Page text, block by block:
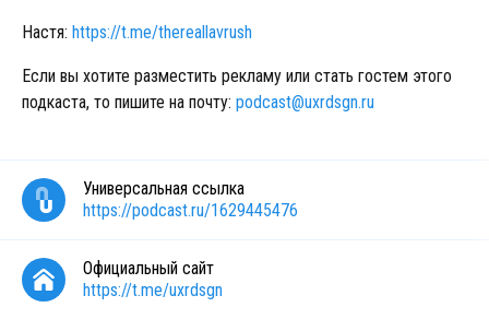
Настя: https://t.me/thereallavrush
Если вы хотите разместить рекламу или стать гостем этого
подкаста, то пишите на почту: podcast@uxrdsgn.ru
Универсальная ссылка
https://podcast.ru/1629445476
Официальный сайт
https://t.me/uxrdsgn